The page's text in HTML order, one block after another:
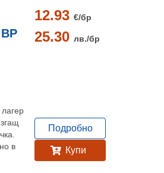
в
12.93 €/бр
25.30 лв./бр
Подробно
Купи